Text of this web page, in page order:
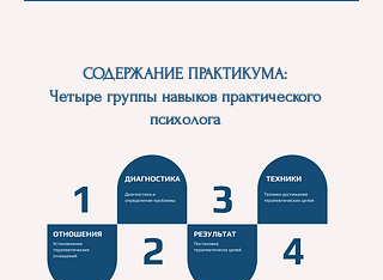
СОДЕРЖАНИЕ ПРАКТИКУМА:
Четыре группы навыков практического
психолога